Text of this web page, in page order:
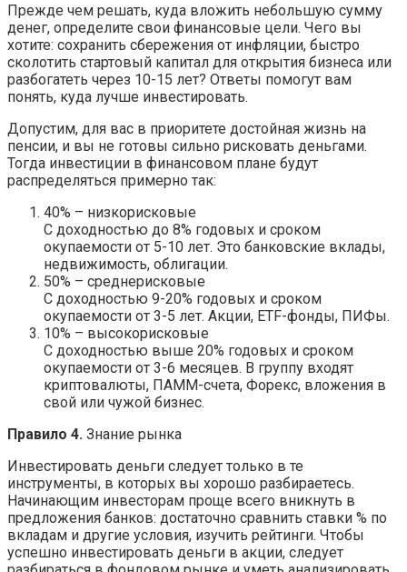
Прежде чем решать, куда вложить небольшую сумму
денег, определите свои финансовые цели. Чего вы
хотите: сохранить сбережения от инфляции, быстро
сколотить стартовый капитал для открытия бизнеса или
разбогатеть через 10-15 лет? Ответы помогут вам
понять, куда лучше инвестировать.
Допустим, для вас в приоритете достойная жизнь на
пенсии, и вы не готовы сильно рисковать деньгами.
Тогда инвестиции в финансовом плане будут
распределяться примерно так:
40% – низкорисковые
С доходностью до 8% годовых и сроком
окупаемости от 5-10 лет. Это банковские вклады,
недвижимость, облигации.
50% – среднерисковые
С доходностью 9-20% годовых и сроком
окупаемости от 3-5 лет. Акции, ETF-фонды, ПИФы.
10% – высокорисковые
С доходностью выше 20% годовых и сроком
окупаемости от 3-6 месяцев. В группу входят
криптовалюты, ПАММ-счета, Форекс, вложения в
свой или чужой бизнес.
Правило 4. Знание рынка
Инвестировать деньги следует только в те
инструменты, в которых вы хорошо разбираетесь.
Начинающим инвесторам проще всего вникнуть в
предложения банков: достаточно сравнить ставки % по
вкладам и другие условия, изучить рейтинги. Чтобы
успешно инвестировать деньги в акции, следует